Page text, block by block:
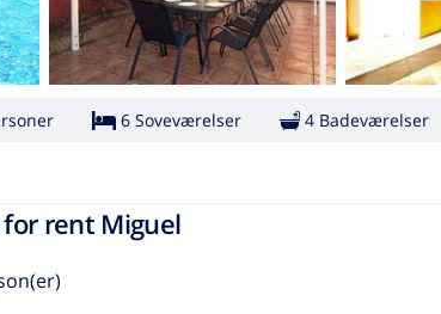
6 Soveværelser 4 Badeværelser
for rent Miguel